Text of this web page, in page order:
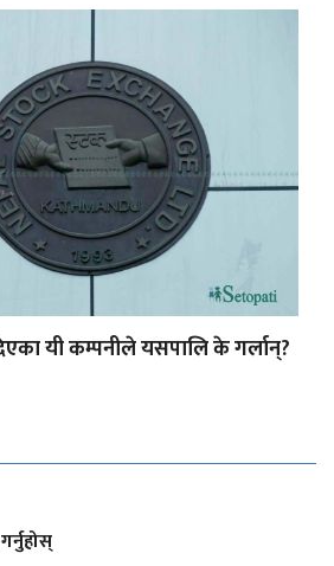
यी कम्पनीले यसपालि के गर्लान्?